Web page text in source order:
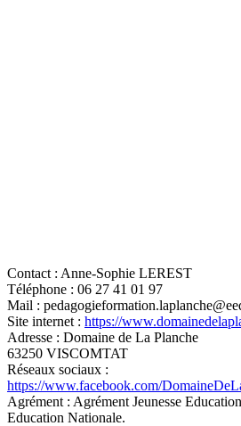
Contact : Anne-Sophie LEREST
Téléphone : 06 27 41 01 97
Mail :
Site internet : https://
Adresse : Domaine de La Planche
63250 VISCOMTAT
Réseaux sociaux :
https://www.facebook.com/
Agrément : Agrément Jeunesse
Education Nationale.